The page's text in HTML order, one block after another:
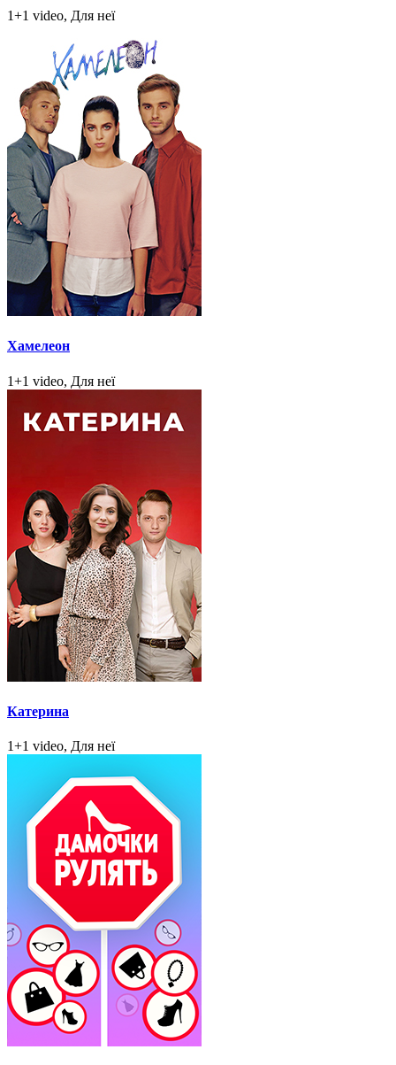
1+1 video, Для неї
Хамелеон
1+1 video, Для неї
Катерина
1+1 video, Для неї